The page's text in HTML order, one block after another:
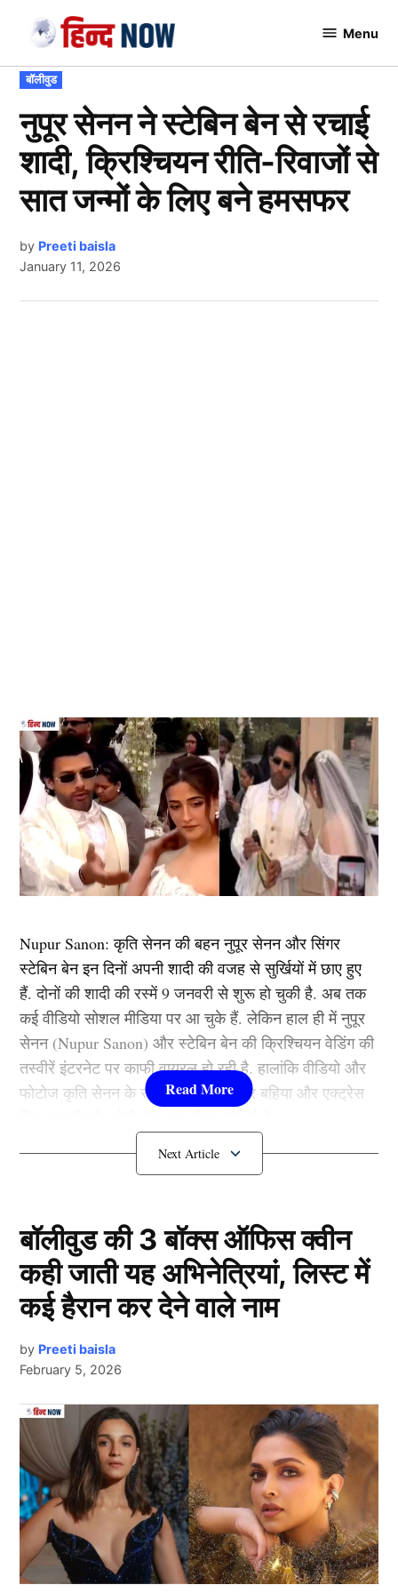
content
Menu
POSTED
IN
बॉलीवुड
नुपूर सेनन ने स्टेबिन बेन से रचाई
शादी, क्रिश्चियन रीति-रिवाजों से
सात जन्मों के लिए बने हमसफर
by Preeti baisla
January 11, 2026
Nupur Sanon: कृति सेनन की बहन नुपूर सेनन और सिंगर
स्टेबिन बेन इन दिनों अपनी शादी की वजह से सुर्खियों में छाए हुए
हैं. दोनों की शादी की रस्में 9 जनवरी से शुरू हो चुकी है. अब तक
कई वीडियो सोशल मीडिया पर आ चुके हैं. लेकिन हाल ही में नुपूर
सेनन (Nupur Sanon) और स्टेबिन बेन की क्रिश्चियन वेडिंग की
तस्वीरें इंटरनेट पर काफी वायरल हो रही है. हालांकि वीडियो और
फोटोज कृति सेनन के रुमर्ड बॉयफ्रेंड कबीर बहिया और एक्ट्रेस
क्रिश्चियन रीतिरिवाजों से Nupur Sanon
View this post on Instagram
Next Article
बॉलीवुड की 3 बॉक्स ऑफिस क्वीन
कही जाती यह अभिनेत्रियां, लिस्ट में
कई हैरान कर देने वाले नाम
by Preeti baisla
February 5, 2026